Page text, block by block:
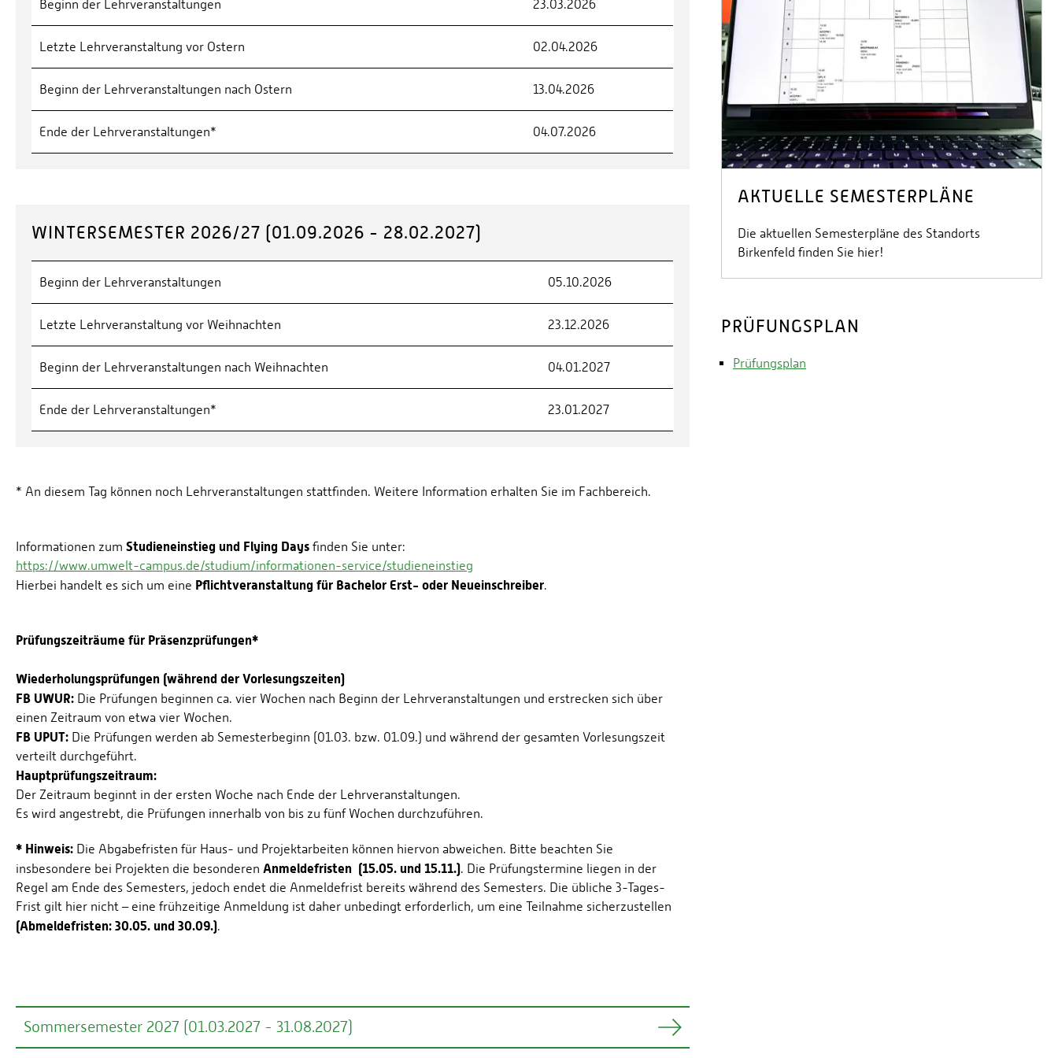
Beginn der Lehrveranstaltungen 23.03.2026
Letzte Lehrveranstaltung vor Ostern 02.04.2026
Beginn der Lehrveranstaltungen nach Ostern 13.04.2026
Ende der Lehrveranstaltungen* 04.07.2026
WINTERSEMESTER 2026/27 (01.09.2026 - 28.02.2027)
Beginn der Lehrveranstaltungen 05.10.2026
Letzte Lehrveranstaltung vor Weihnachten 23.12.2026
Beginn der Lehrveranstaltungen nach Weihnachten 04.01.2027
Ende der Lehrveranstaltungen* 23.01.2027
* An diesem Tag können noch Lehrveranstaltungen stattfinden. Weitere Information erhalten Sie im Fachbereich.
Informationen zum Studieneinstieg und Flying Days finden Sie unter:
https://www.umwelt-campus.de/studium/informationen-service/studieneinstieg
Hierbei handelt es sich um eine Pflichtveranstaltung für Bachelor Erst- oder Neueinschreiber.
Prüfungszeiträume für Präsenzprüfungen*
Wiederholungsprüfungen (während der Vorlesungszeiten)
FB UWUR: Die Prüfungen beginnen ca. vier Wochen nach Beginn der Lehrveranstaltungen und erstrecken sich über
einen Zeitraum von etwa vier Wochen.
FB UPUT: Die Prüfungen werden ab Semesterbeginn (01.03. bzw. 01.09.) und während der gesamten Vorlesungszeit
verteilt durchgeführt.
Hauptprüfungszeitraum:
Der Zeitraum beginnt in der ersten Woche nach Ende der Lehrveranstaltungen.
Es wird angestrebt, die Prüfungen innerhalb von bis zu fünf Wochen durchzuführen.
* Hinweis: Die Abgabefristen für Haus- und Projektarbeiten können hiervon abweichen. Bitte beachten Sie
insbesondere bei Projekten die besonderen Anmeldefristen (15.05. und 15.11.). Die Prüfungstermine liegen in der
Regel am Ende des Semesters, jedoch endet die Anmeldefrist bereits während des Semesters. Die übliche 3-Tages-
Frist gilt hier nicht – eine frühzeitige Anmeldung ist daher unbedingt erforderlich, um eine Teilnahme sicherzustellen
(Abmeldefristen: 30.05. und 30.09.).
Sommersemester 2027 (01.03.2027 - 31.08.2027)
AKTUELLE SEMESTERPLÄNE
Die aktuellen Semesterpläne des Standorts
Birkenfeld finden Sie hier!
PRÜFUNGSPLAN
Prüfungsplan